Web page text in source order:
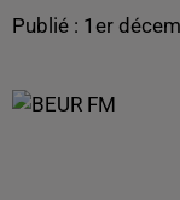
Publié : 1er